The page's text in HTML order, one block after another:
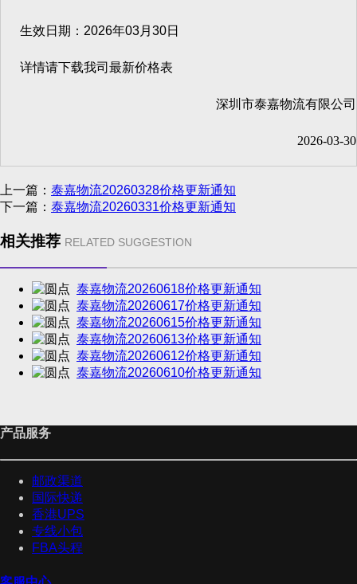
生效日期：2026年03月30日
详情请下载我司最新价格表
深圳市泰嘉物流有限公司
2026-03-30
上一篇： 泰嘉物流20260328价格更新通知
下一篇： 泰嘉物流20260331价格更新通知
相关推荐 RELATED SUGGESTION
泰嘉物流20260618价格更新通知
泰嘉物流20260617价格更新通知
泰嘉物流20260615价格更新通知
泰嘉物流20260613价格更新通知
泰嘉物流20260612价格更新通知
泰嘉物流20260610价格更新通知
产品服务
邮政渠道
国际快递
香港UPS
专线小包
FBA头程